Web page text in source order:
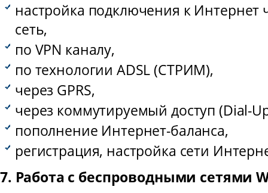
настройка подключения к Интернет
сеть,
по VPN каналу,
по технологии ADSL (СТРИМ),
через GPRS,
через коммутируемый доступ (Dial-
пополнение Интернет-баланса,
регистрация, настройка сети
7. Работа с беспроводными сетями